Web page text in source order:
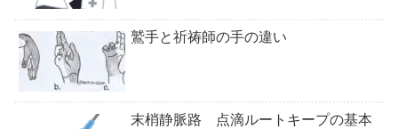
鷲手と祈祷師の手の違い
末梢静脈路 点滴ルートキープの基本